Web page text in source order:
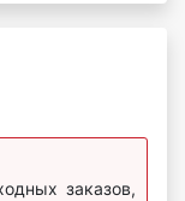
заказов,